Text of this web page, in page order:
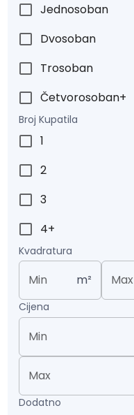
Jednosoban
Dvosoban
Trosoban
Četvorosoban+
Broj Kupatila
1
2
3
4+
Kvadratura
Min m² Max
Cijena
Min
Max
Dodatno